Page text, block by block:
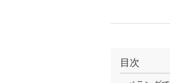
目次